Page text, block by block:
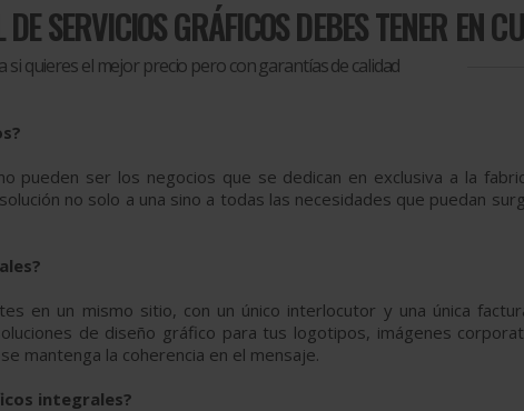
SERVICIOS GRÁFICOS DEBES TENER EN
si quieres el mejor precio pero con garantías de calidad
pueden ser los negocios que se dedican en exclusiva a la
no solo a una sino a todas las necesidades que puedan
en un mismo sitio, con un único interlocutor y una única
de diseño gráfico para tus logotipos, imágenes
mantenga la coherencia en el mensaje.
integrales?